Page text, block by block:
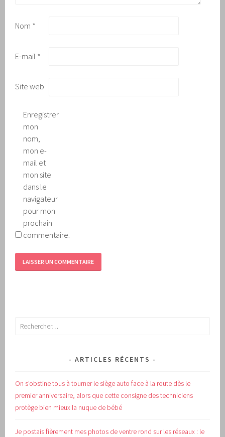
Nom *
E-mail *
Site web
Enregistrer
mon
nom,
mon e-
mail et
mon site
dans le
navigateur
pour mon
prochain
commentaire.
Rechercher :
ARTICLES RÉCENTS
On s’obstine tous à tourner le siège auto face à la route dès le
premier anniversaire, alors que cette consigne des techniciens
protège bien mieux la nuque de bébé
Je postais fièrement mes photos de ventre rond sur les réseaux : le